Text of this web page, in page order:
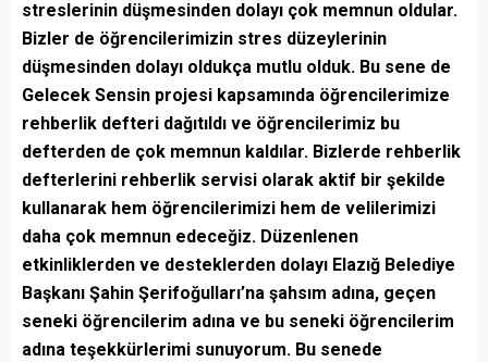
streslerinin düşmesinden dolayı çok memnun oldular.
Bizler de öğrencilerimizin stres düzeylerinin
düşmesinden dolayı oldukça mutlu olduk. Bu sene de
Gelecek Sensin projesi kapsamında öğrencilerimize
rehberlik defteri dağıtıldı ve öğrencilerimiz bu
defterden de çok memnun kaldılar. Bizlerde rehberlik
defterlerini rehberlik servisi olarak aktif bir şekilde
kullanarak hem öğrencilerimizi hem de velilerimizi
daha çok memnun edeceğiz. Düzenlenen
etkinliklerden ve desteklerden dolayı Elazığ Belediye
Başkanı Şahin Şerifoğulları’na şahsım adına, geçen
seneki öğrencilerim adına ve bu seneki öğrencilerim
adına teşekkürlerimi sunuyorum. Bu senede